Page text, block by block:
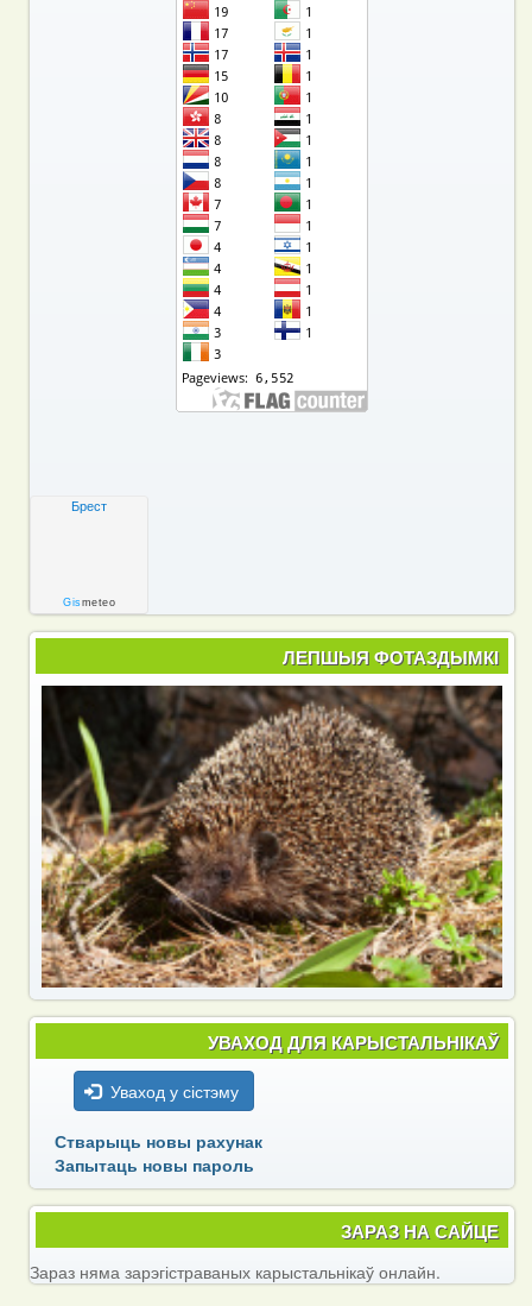
Брест
Gismeteo
ЛЕПШЫЯ ФОТАЗДЫМКІ
УВАХОД ДЛЯ КАРЫСТАЛЬНІКАЎ
Уваход у сістэму
Стварыць новы рахунак
Запытаць новы пароль
ЗАРАЗ НА САЙЦЕ
Зараз няма зарэгістраваных карыстальнікаў онлайн.